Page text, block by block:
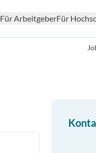
Für ArbeitgeberFür